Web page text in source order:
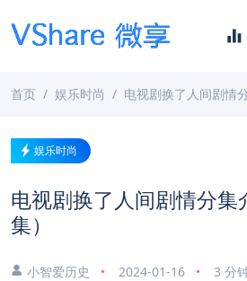
首页 娱乐时尚 电视剧换了人间剧情
娱乐时尚
电视剧换了人间剧情分集
集）
小智爱历史 2024-01-16 3 分